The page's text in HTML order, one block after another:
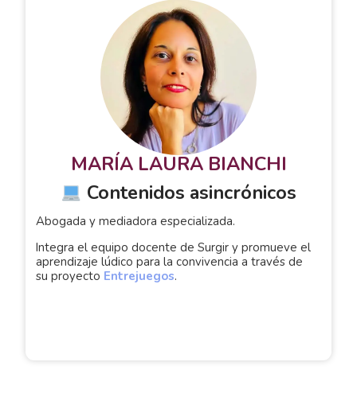
MARÍA LAURA BIANCHI
Contenidos asincrónicos
Abogada y mediadora especializada.
Integra el equipo docente de Surgir y promueve el
aprendizaje lúdico para la convivencia a través de
su proyecto Entrejuegos.